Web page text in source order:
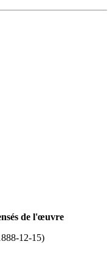
de l'œuvre
12-15)